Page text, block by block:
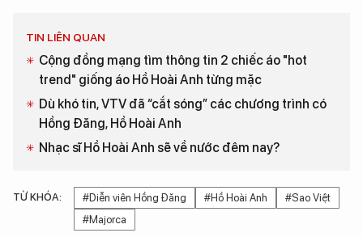
TIN LIÊN QUAN
Cộng đồng mạng tìm thông tin 2 chiếc áo "hot
trend" giống áo Hồ Hoài Anh từng mặc
Dù khó tin, VTV đã “cắt sóng” các chương trình có
Hồng Đăng, Hồ Hoài Anh
Nhạc sĩ Hồ Hoài Anh sẽ về nước đêm nay?
TỪ KHÓA: #Diễn viên Hồng Đăng #Hồ Hoài Anh
#Sao Việt
#Majorca